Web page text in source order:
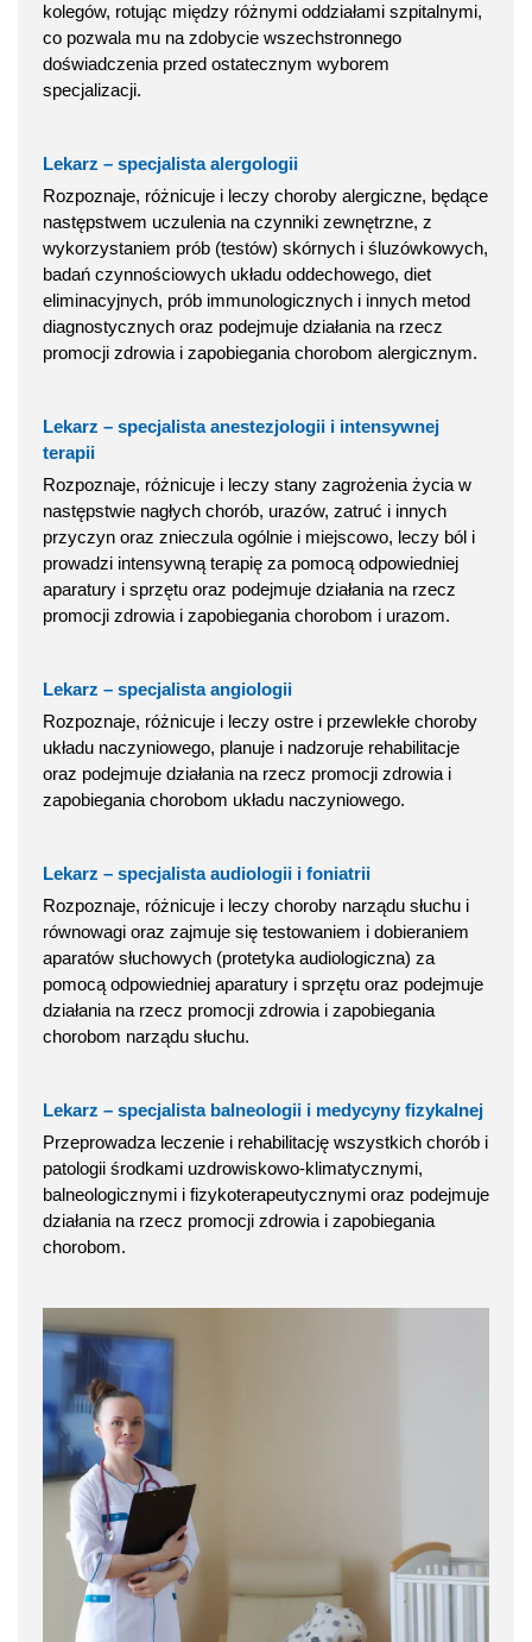
kolegów, rotując między różnymi oddziałami szpitalnymi,
co pozwala mu na zdobycie wszechstronnego
doświadczenia przed ostatecznym wyborem
specjalizacji.
Lekarz – specjalista alergologii
Rozpoznaje, różnicuje i leczy choroby alergiczne, będące
następstwem uczulenia na czynniki zewnętrzne, z
wykorzystaniem prób (testów) skórnych i śluzówkowych,
badań czynnościowych układu oddechowego, diet
eliminacyjnych, prób immunologicznych i innych metod
diagnostycznych oraz podejmuje działania na rzecz
promocji zdrowia i zapobiegania chorobom alergicznym.
Lekarz – specjalista anestezjologii i intensywnej
terapii
Rozpoznaje, różnicuje i leczy stany zagrożenia życia w
następstwie nagłych chorób, urazów, zatruć i innych
przyczyn oraz znieczula ogólnie i miejscowo, leczy ból i
prowadzi intensywną terapię za pomocą odpowiedniej
aparatury i sprzętu oraz podejmuje działania na rzecz
promocji zdrowia i zapobiegania chorobom i urazom.
Lekarz – specjalista angiologii
Rozpoznaje, różnicuje i leczy ostre i przewlekłe choroby
układu naczyniowego, planuje i nadzoruje rehabilitacje
oraz podejmuje działania na rzecz promocji zdrowia i
zapobiegania chorobom układu naczyniowego.
Lekarz – specjalista audiologii i foniatrii
Rozpoznaje, różnicuje i leczy choroby narządu słuchu i
równowagi oraz zajmuje się testowaniem i dobieraniem
aparatów słuchowych (protetyka audiologiczna) za
pomocą odpowiedniej aparatury i sprzętu oraz podejmuje
działania na rzecz promocji zdrowia i zapobiegania
chorobom narządu słuchu.
Lekarz – specjalista balneologii i medycyny fizykalnej
Przeprowadza leczenie i rehabilitację wszystkich chorób i
patologii środkami uzdrowiskowo-klimatycznymi,
balneologicznymi i fizykoterapeutycznymi oraz podejmuje
działania na rzecz promocji zdrowia i zapobiegania
chorobom.